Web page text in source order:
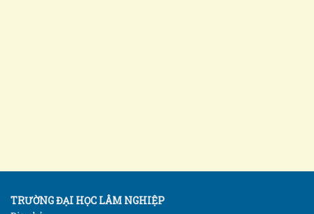
TRƯỜNG ĐẠI HỌC LÂM NGHIỆP